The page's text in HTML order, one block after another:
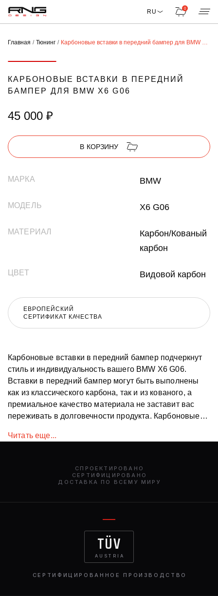
RU 0
Главная Тюнинг Карбоновые вставки в передний бампер для BMW X6 G06
КАРБОНОВЫЕ ВСТАВКИ В ПЕРЕДНИЙ
БАМПЕР ДЛЯ BMW X6 G06
45 000 ₽
В КОРЗИНУ
МАРКА BMW
МОДЕЛЬ X6 G06
МАТЕРИАЛ
Карбон/Кованый
карбон
ЦВЕТ Видовой карбон
ЕВРОПЕЙСКИЙ
СЕРТИФИКАТ КАЧЕСТВА
Карбоновые вставки в передний бампер подчеркнут
стиль и индивидуальность вашего BMW X6 G06.
Вставки в передний бампер могут быть выполнены
как из классического карбона, так и из кованого, а
премиальное качество материала не заставит вас
переживать в долговечности продукта. Карбоновые
вашего автомобиля и обратят на него внимание.
Читать еще...
СПРОЕКТИРОВАНО
СЕРТИФИЦИРОВАНО
ДОСТАВКА ПО ВСЕМУ МИРУ
TÜV
AUSTRIA
СЕРТИФИЦИРОВАННОЕ ПРОИЗВОДСТВО